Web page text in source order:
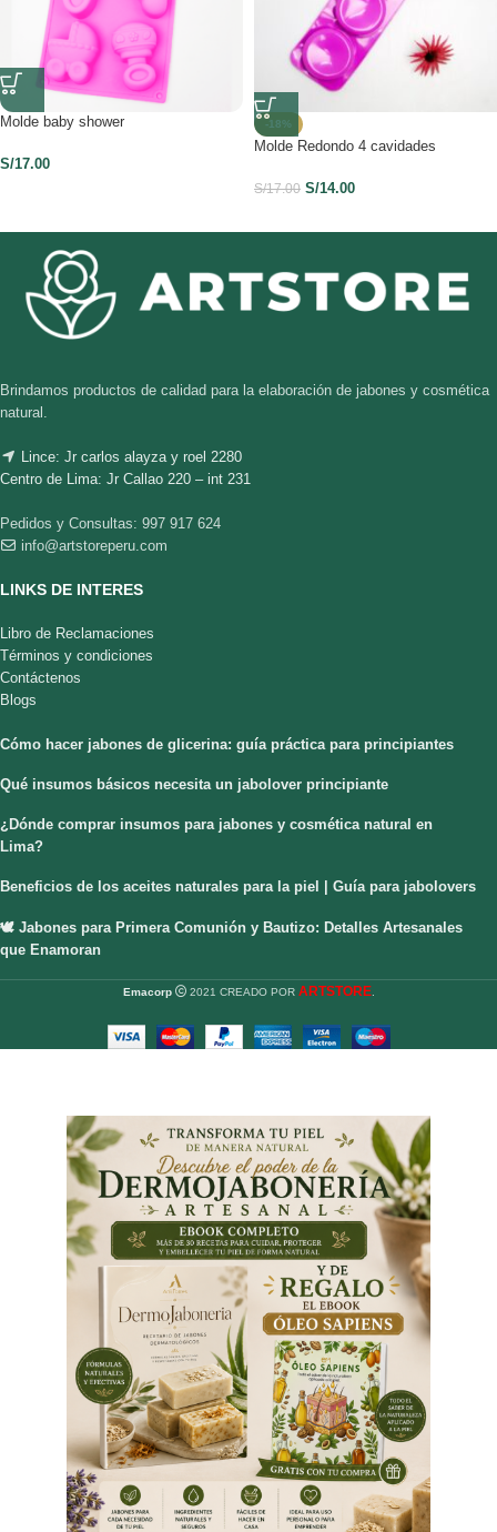
Molde baby shower
S/17.00
-18%
Molde Redondo 4 cavidades
S/17.00 S/14.00
Brindamos productos de calidad para la elaboración de jabones y cosmética
natural.
Lince: Jr carlos alayza y roel 2280
Centro de Lima: Jr Callao 220 – int 231
Pedidos y Consultas: 997 917 624
info@artstoreperu.com
LINKS DE INTERES
Libro de Reclamaciones
Términos y condiciones
Contáctenos
Blogs
Cómo hacer jabones de glicerina: guía práctica para principiantes
Qué insumos básicos necesita un jabolover principiante
¿Dónde comprar insumos para jabones y cosmética natural en
Lima?
Beneficios de los aceites naturales para la piel | Guía para jabolovers
🕊️ Jabones para Primera Comunión y Bautizo: Detalles Artesanales
que Enamoran
Emacorp 2021 CREADO POR ARTSTORE.